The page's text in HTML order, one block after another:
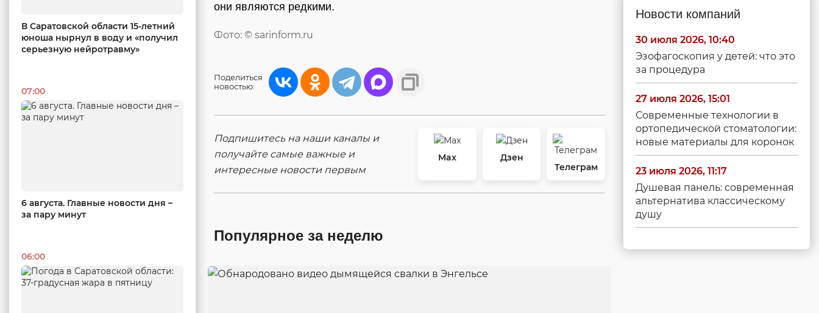
В Саратовской области 15-летний
юноша нырнул в воду и «получил
серьезную нейротравму»
07:00
6 августа. Главные новости дня –
за пару минут
06:00
они являются редкими.
Фото: © sarinform.ru
Поделиться
новостью:
Подпишитесь на наши каналы и
получайте самые важные и
интересные новости первым
Max
Дзен
Телеграм
Популярное за неделю
Новости компаний
30 июля 2026, 10:40
Эзофагоскопия у детей: что это
за процедура
27 июля 2026, 15:01
Современные технологии в
ортопедической стоматологии:
новые материалы для коронок
23 июля 2026, 11:17
Душевая панель: современная
альтернатива классическому
душу